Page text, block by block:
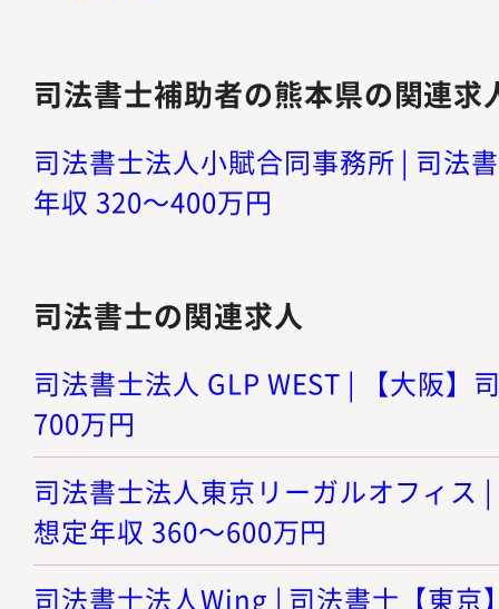
司法書士補助者の熊本県の関連求
司法書士法人小賦合同事務所 | 司法
年収 320～400万円
司法書士の関連求人
司法書士法人 GLP WEST | 【大阪】
700万円
司法書士法人東京リーガルオフィス
想定年収 360～600万円
司法書士法人Wing | 司法書士【東京